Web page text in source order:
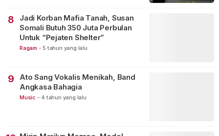
8
Jadi Korban Mafia Tanah, Susan
Somali Butuh 350 Juta Perbulan
Untuk “Pejaten Shelter”
Ragam - 5 tahun yang lalu
9
Ato Sang Vokalis Menikah, Band
Angkasa Bahagia
Music - 4 tahun yang lalu